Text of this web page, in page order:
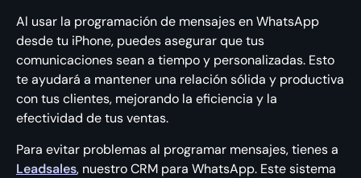
Al usar la programación de mensajes en WhatsApp
desde tu iPhone, puedes asegurar que tus
comunicaciones sean a tiempo y personalizadas. Esto
te ayudará a mantener una relación sólida y productiva
con tus clientes, mejorando la eficiencia y la
efectividad de tus ventas.
Para evitar problemas al programar mensajes, tienes a
Leadsales, nuestro CRM para WhatsApp. Este sistema